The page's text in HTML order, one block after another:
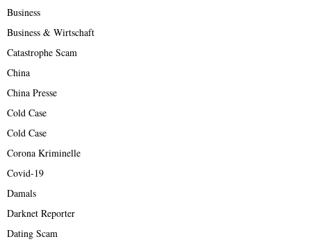
Business
Business & Wirtschaft
Catastrophe Scam
China
China Presse
Cold Case
Cold Case
Corona Kriminelle
Covid-19
Damals
Darknet Reporter
Dating Scam